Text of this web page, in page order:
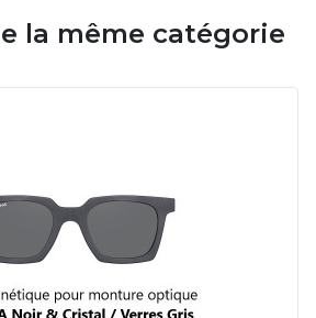
la même catégorie